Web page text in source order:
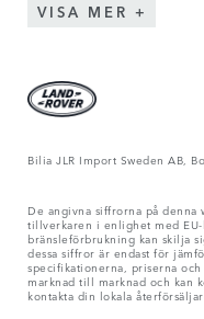
VISA MER
Bilia JLR Import Sweden AB,
De angivna siffrorna på
tillverkaren i enlighet med
bränsleförbrukning kan skilja
dessa siffror är endast för
specifikationerna, priserna
marknad till marknad och kan
kontakta din lokala